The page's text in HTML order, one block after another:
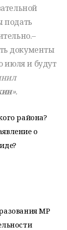
подать
документы
июля и будут
».
района?
о
МР